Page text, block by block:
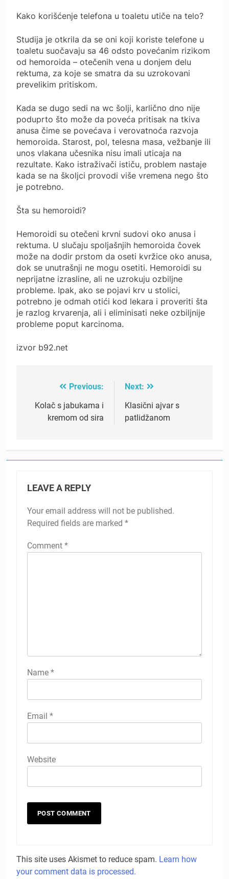
Kako korišćenje telefona u toaletu utiče na telo?
Studija je otkrila da se oni koji koriste telefone u
toaletu suočavaju sa 46 odsto povećanim rizikom
od hemoroida – otečenih vena u donjem delu
rektuma, za koje se smatra da su uzrokovani
prevelikim pritiskom.
Kada se dugo sedi na wc šolji, karlično dno nije
poduprto što može da poveća pritisak na tkiva
anusa čime se povećava i verovatnoća razvoja
hemoroida. Starost, pol, telesna masa, vežbanje ili
unos vlakana učesnika nisu imali uticaja na
rezultate. Kako istraživači ističu, problem nastaje
kada se na školjci provodi više vremena nego što
je potrebno.
Šta su hemoroidi?
Hemoroidi su otečeni krvni sudovi oko anusa i
rektuma. U slučaju spoljašnjih hemoroida čovek
može na dodir prstom da oseti kvržice oko anusa,
dok se unutrašnji ne mogu osetiti. Hemoroidi su
neprijatne izrasline, ali ne uzrokuju ozbiljne
probleme. Ipak, ako se pojavi krv u stolici,
potrebno je odmah otići kod lekara i proveriti šta
je razlog krvarenja, ali i eliminisati neke ozbiljnije
probleme poput karcinoma.
izvor b92.net
navigation
Previous:
Kolač s jabukama i
kremom od sira
Next:
Klasični ajvar s
patlidžanom
LEAVE A REPLY
Your email address will not be published.
Required fields are marked *
Comment *
Name *
Email *
Website
This site uses Akismet to reduce spam. Learn how
your comment data is processed.